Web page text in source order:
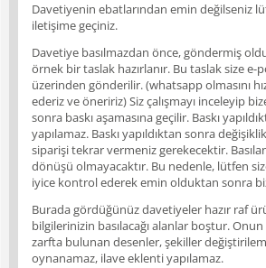
Davetiyenin ebatlarından emin değilseniz
iletişime geçiniz.
Davetiye basılmazdan önce, göndermiş
örnek bir taslak hazırlanır. Bu taslak size
üzerinden gönderilir. (whatsapp olmasını
ederiz ve öneririz) Siz çalışmayı inceleyip
sonra baskı aşamasına geçilir. Baskı
yapılamaz. Baskı yapıldıktan sonra
siparişi tekrar vermeniz gerekecektir.
dönüşü olmayacaktır. Bu nedenle, lütfen
iyice kontrol ederek emin olduktan sonra
Burada gördüğünüz davetiyeler hazır raf
bilgilerinizin basılacağı alanlar boştur.
zarfta bulunan desenler, şekiller
oynanamaz, ilave eklenti yapılamaz.